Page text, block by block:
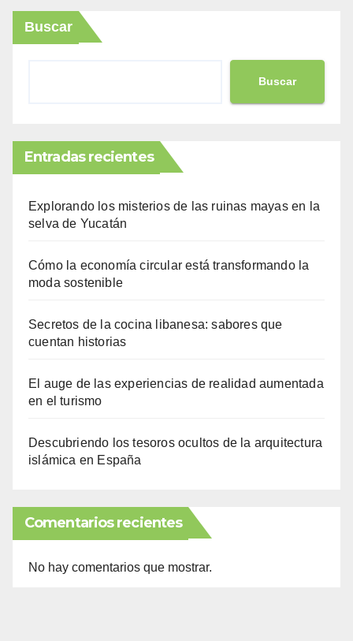
Buscar
Buscar
Entradas recientes
Explorando los misterios de las ruinas mayas en la
selva de Yucatán
Cómo la economía circular está transformando la
moda sostenible
Secretos de la cocina libanesa: sabores que
cuentan historias
El auge de las experiencias de realidad aumentada
en el turismo
Descubriendo los tesoros ocultos de la arquitectura
islámica en España
Comentarios recientes
No hay comentarios que mostrar.